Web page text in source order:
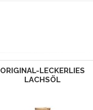
ORIGINAL-LECKERLIES
LACHSÖL